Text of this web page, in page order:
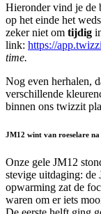
Hieronder vind je de
op het einde het
zeker niet om tijdig
link: https://
time.
Nog even herhalen,
verschillende
binnen ons twizzit
JM12 wint van roeselare
Onze gele JM12
stevige uitdaging: de
opwarming zat de
waren om er iets